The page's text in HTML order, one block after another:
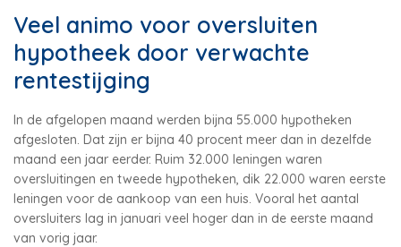
Veel animo voor oversluiten
hypotheek door verwachte
rentestijging
In de afgelopen maand werden bijna 55.000 hypotheken
afgesloten. Dat zijn er bijna 40 procent meer dan in dezelfde
maand een jaar eerder. Ruim 32.000 leningen waren
oversluitingen en tweede hypotheken, dik 22.000 waren eerste
leningen voor de aankoop van een huis. Vooral het aantal
oversluiters lag in januari veel hoger dan in de eerste maand
van vorig jaar.